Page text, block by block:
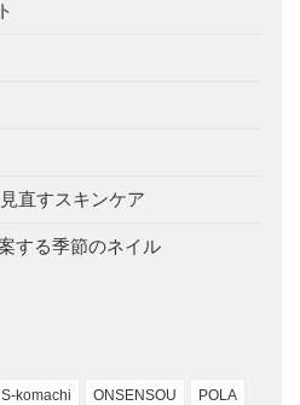
直すスキンケア
する季節のネイル
komachi ONSENSOU POLA